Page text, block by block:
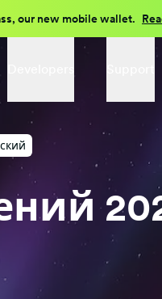
our new mobile wallet.